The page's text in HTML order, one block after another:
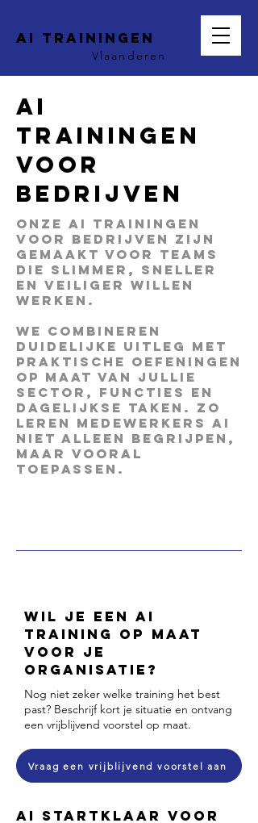
AI trainingen
Vlaanderen
AI
Trainingen
voor
Bedrijven
Onze AI trainingen
voor bedrijven zijn
gemaakt voor teams
die slimmer, sneller
en veiliger willen
werken.
We combineren
duidelijke uitleg met
praktische oefeningen
op maat van jullie
sector, functies en
dagelijkse taken. Zo
leren medewerkers AI
niet alleen begrijpen,
maar vooral
toepassen.
Wil je een AI
training op maat
voor je
organisatie?
Nog niet zeker welke training het best
past? Beschrijf kort je situatie en ontvang
een vrijblijvend voorstel op maat.
Vraag een vrijblijvend voorstel aan
AI Startklaar voor